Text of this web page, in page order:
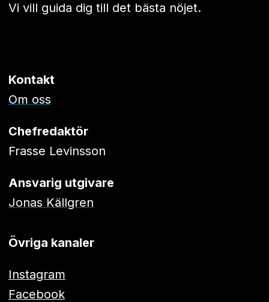
Vi vill guida dig till det bästa nöjet.
Kontakt
Om oss
Chefredaktör
Frasse Levinsson
Ansvarig utgivare
Jonas Källgren
Övriga kanaler
Instagram
Facebook